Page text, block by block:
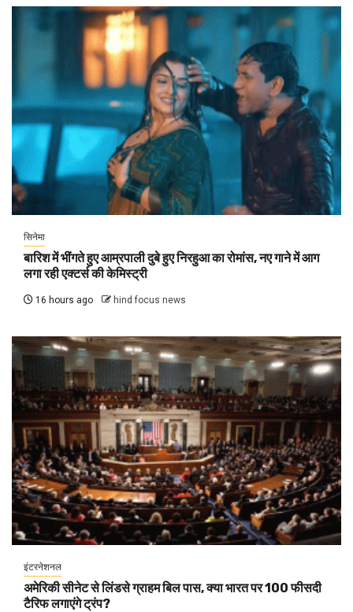
सिनेमा
बारिश में भींगते हुए आम्रपाली दुबे हुए निरहुआ का रोमांस, नए गाने में आग
लगा रही एक्टर्स की केमिस्ट्री
16 hours ago hind focus news
इंटरनेशनल
अमेरिकी सीनेट से लिंडसे ग्राहम बिल पास, क्या भारत पर 100 फीसदी
टैरिफ लगाएंगे ट्रंप?